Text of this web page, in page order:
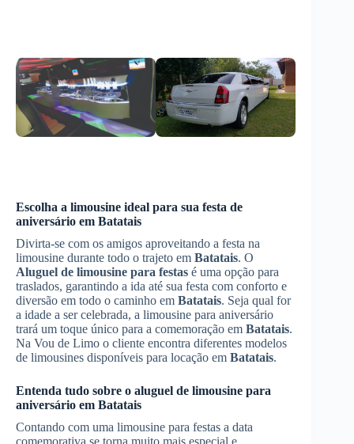
Escolha a limousine ideal para sua festa de
aniversário em Batatais
Divirta-se com os amigos aproveitando a festa na
limousine durante todo o trajeto em Batatais. O
Aluguel de limousine para festas é uma opção para
traslados, garantindo a ida até sua festa com conforto e
diversão em todo o caminho em Batatais. Seja qual for
a idade a ser celebrada, a limousine para aniversário
trará um toque único para a comemoração em Batatais.
Na Vou de Limo o cliente encontra diferentes modelos
de limousines disponíveis para locação em Batatais.
Entenda tudo sobre o aluguel de limousine para
aniversário em Batatais
Contando com uma limousine para festas a data
comemorativa se torna muito mais especial e